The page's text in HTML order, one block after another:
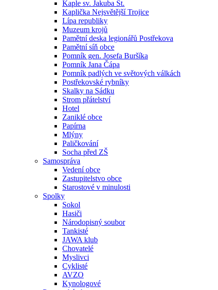
Kaple sv. Jakuba St.
Kaplička Nejsvětější Trojice
Lípa republiky
Muzeum krojů
Pamětní deska legionářů Postřekova
Pamětní síň obce
Pomník gen. Josefa Buršíka
Pomník Jana Čápa
Pomník padlých ve světových válkách
Postřekovské rybníky
Skalky na Sádku
Strom přátelství
Hotel
Zaniklé obce
Papírna
Mlýny
Paličkování
Socha před ZŠ
Samospráva
Vedení obce
Zastupitelstvo obce
Starostové v minulosti
Spolky
Sokol
Hasiči
Národopisný soubor
Tankisté
JAWA klub
Chovatelé
Myslivci
Cyklisté
AVZO
Kynologové